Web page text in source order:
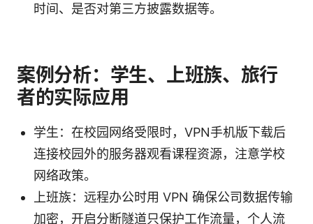
时间、是否对第三方披露数据等。
案例分析：学生、上班族、旅行
者的实际应用
学生：在校园网络受限时，VPN手机版下载后
连接校园外的服务器观看课程资源，注意学校
网络政策。
上班族：远程办公时用 VPN 确保公司数据传输
加密，开启分断隧道只保护工作流量，个人流